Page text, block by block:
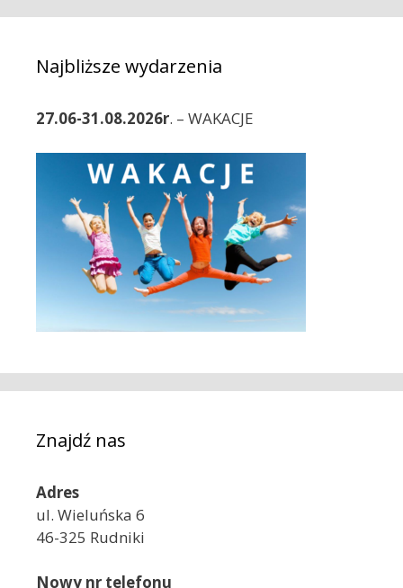
z
Najbliższe wydarzenia
27.06-31.08.2026r. – WAKACJE
Znajdź nas
Adres
ul. Wieluńska 6
46-325 Rudniki
Nowy nr telefonu